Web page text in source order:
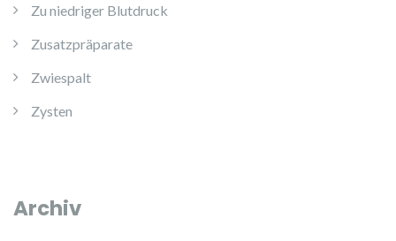
Zu niedriger Blutdruck
Zusatzpräparate
Zwiespalt
Zysten
Archiv